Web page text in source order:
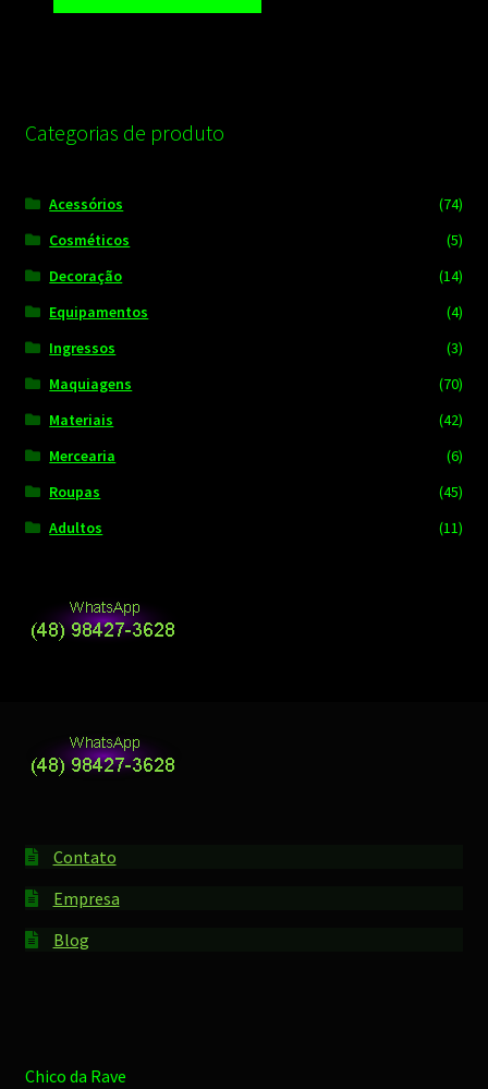
Categorias de produto
Acessórios
(74)
Cosméticos
(5)
Decoração
(14)
Equipamentos
(4)
Ingressos
(3)
Maquiagens
(70)
Materiais
(42)
Mercearia
(6)
Roupas
(45)
Adultos
(11)
Contato
Empresa
Blog
Chico da Rave